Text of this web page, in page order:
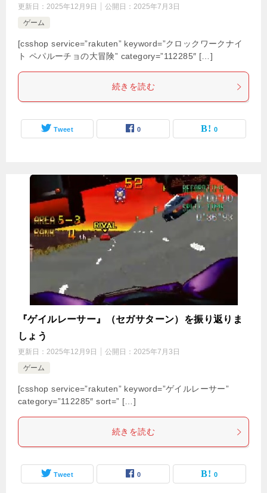
更新日： 2025年12月9日 公開日： 2025年7月3日
ゲーム
[csshop service=”rakuten” keyword=”クロックワークナイ
ト ペパルーチョの大冒険” category=”112285″ […]
続きを読む
Tweet 0 0
『ゲイルレーサー』（セガサターン）を振り返りま
しょう
更新日： 2025年12月9日 公開日： 2025年7月3日
ゲーム
[csshop service=”rakuten” keyword=”ゲイルレーサー”
category=”112285″ sort=” […]
続きを読む
Tweet 0 0